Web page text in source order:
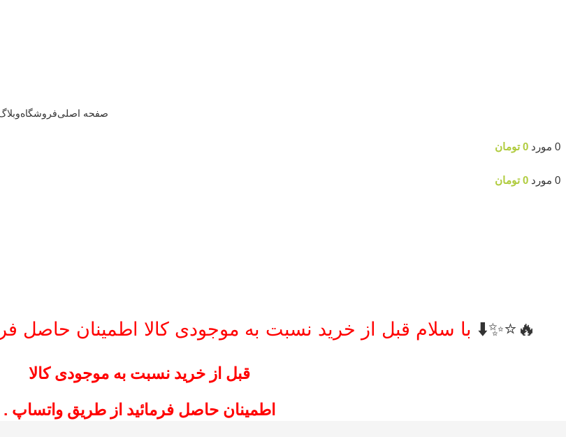
صفحه اصلیفروشگاه
0 مورد 0 تومان
0 مورد 0 تومان
🔥⭐️✨⬇️ با سلام قبل از خرید نسبت به موجودی کالا اطمینان حاصل
قبل از خرید نسبت به موجودی کالا
اطمینان حاصل فرمائید از طریق واتساپ .